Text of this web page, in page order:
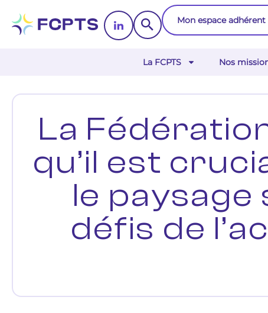
Mon espace adhérent
La FCPTS Nos
La
qu’il est
le
défis de